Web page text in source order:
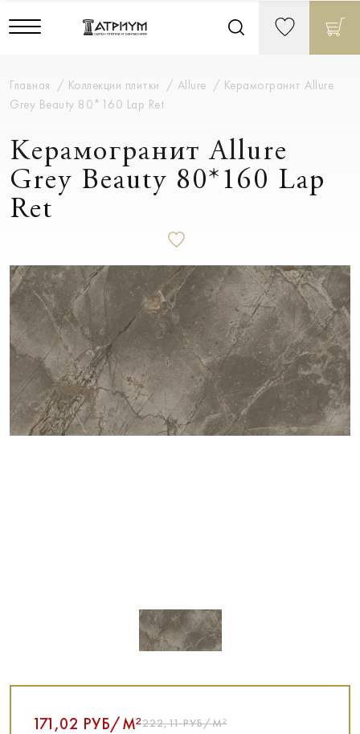
Главная Коллекции плитки Allure
Керамогранит Allure
Grey Beauty 80*160 Lap Ret
Керамогранит Allure
Grey Beauty 80*160 Lap
Ret
171,02 РУБ/М²222,11 РУБ/М²